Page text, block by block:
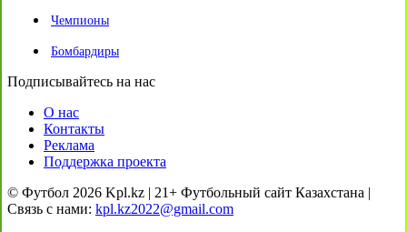
Чемпионы
Бомбардиры
Подписывайтесь на нас
О нас
Контакты
Реклама
Поддержка проекта
© Футбол 2026 Kpl.kz | 21+ Футбольный сайт Казахстана |
Связь с нами: kpl.kz2022@gmail.com